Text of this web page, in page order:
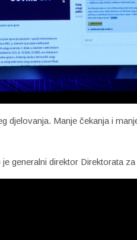
djelovanja. Manje čekanja i
generalni direktor Direktorata